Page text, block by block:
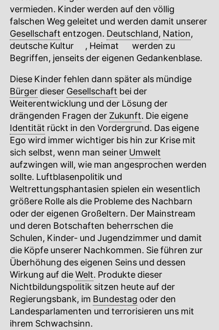
vermieden. Kinder werden auf den völlig
falschen Weg geleitet und werden damit unserer
Gesellschaft entzogen. Deutschland, Nation,
deutsche Kultur , Heimat
werden zu
Begriffen, jenseits der eigenen Gedankenblase.
Diese Kinder fehlen dann später als mündige
Bürger dieser Gesellschaft bei der
Weiterentwicklung und der Lösung der
drängenden Fragen der Zukunft. Die eigene
Identität rückt in den Vordergrund. Das eigene
Ego wird immer wichtiger bis hin zur Krise mit
sich selbst, wenn man seiner Umwelt
aufzwingen will, wie man angesprochen werden
sollte. Luftblasenpolitik und
Weltrettungsphantasien spielen ein wesentlich
größere Rolle als die Probleme des Nachbarn
oder der eigenen Großeltern. Der Mainstream
und deren Botschaften beherrschen die
Schulen, Kinder- und Jugendzimmer und damit
die Köpfe unserer Nachkommen. Sie führen zur
Überhöhung des eigenen Seins und dessen
Wirkung auf dieWelt. Produkte dieser
Nichtbildungspolitik sitzen heute auf der
Regierungsbank, im Bundestag oder den
Landesparlamenten und terrorisieren uns mit
ihrem Schwachsinn.